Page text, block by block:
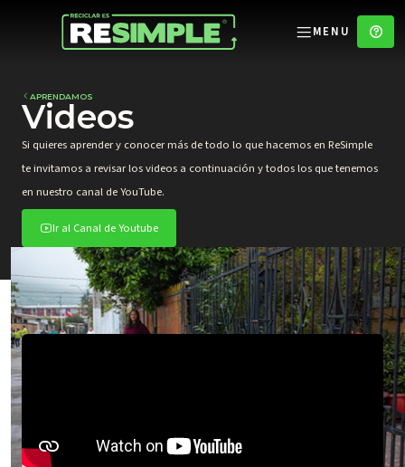
MENU
APRENDAMOS
Videos
Si quieres aprender y conocer más de todo lo que hacemos en ReSimple
te invitamos a revisar los videos a continuación y todos los que tenemos
en nuestro canal de YouTube.
Ir al Canal de Youtube